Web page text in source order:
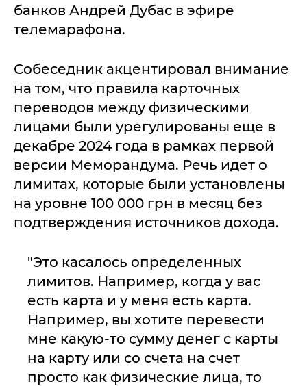
банков Андрей Дубас в эфире
телемарафона.
Собеседник акцентировал внимание
на том, что правила карточных
переводов между физическими
лицами были урегулированы еще в
декабре 2024 года в рамках первой
версии Меморандума. Речь идет о
лимитах, которые были установлены
на уровне 100 000 грн в месяц без
подтверждения источников дохода.
"Это касалось определенных
лимитов. Например, когда у вас
есть карта и у меня есть карта.
Например, вы хотите перевести
мне какую-то сумму денег с карты
на карту или со счета на счет
просто как физические лица, то